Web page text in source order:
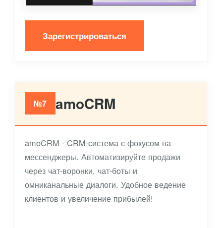
Зарегистрироваться
№7 amoCRM
amoCRM - CRM-система с фокусом на
мессенджеры. Автоматизируйте продажи
через чат-воронки, чат-боты и
омниканальные диалоги. Удобное ведение
клиентов и увеличение прибылей!